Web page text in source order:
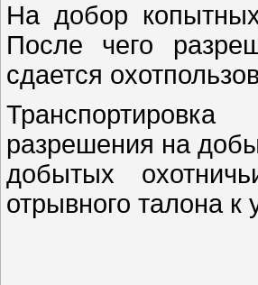
На добор
После чего
разрешения на
добытых
отрывного